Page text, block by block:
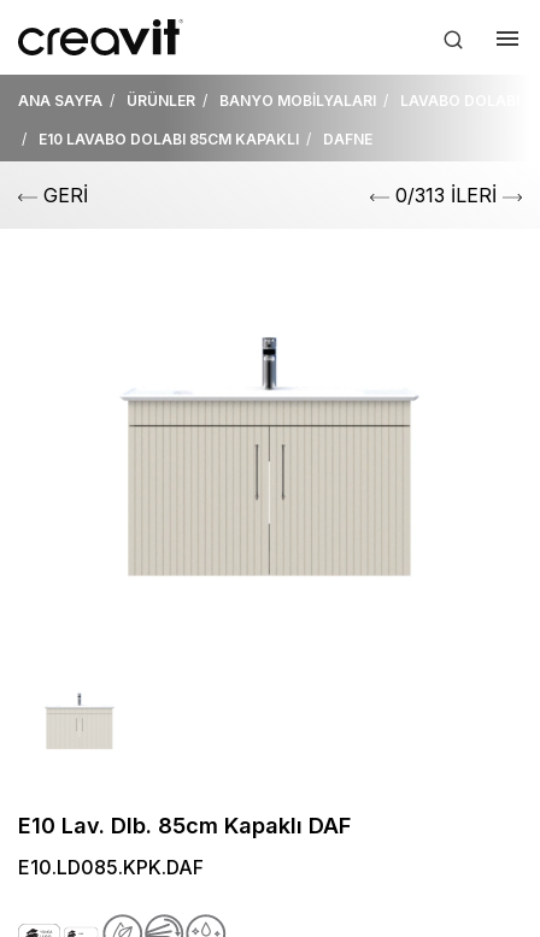
ANA SAYFA ÜRÜNLER BANYO MOBİLYALARI LAVABO DOLABI
E10 LAVABO DOLABI 85CM KAPAKLI DAFNE
GERİ 0/313 İLERİ
E10 Lav. Dlb. 85cm Kapaklı DAF
E10.LD085.KPK.DAF